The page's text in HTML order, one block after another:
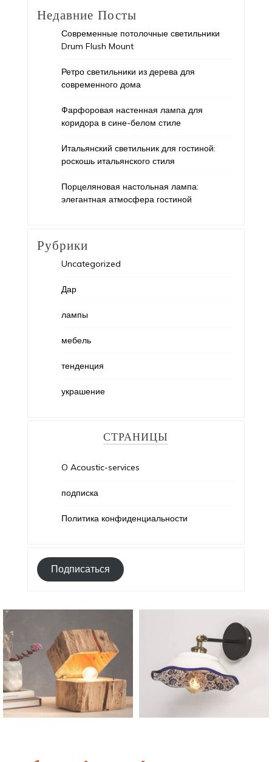
Недавние Посты
Современные потолочные светильники
Drum Flush Mount
Ретро светильники из дерева для
современного дома
Фарфоровая настенная лампа для
коридора в сине-белом стиле
Итальянский светильник для гостиной:
роскошь итальянского стиля
Порцеляновая настольная лампа:
элегантная атмосфера гостиной
Рубрики
Uncategorized
Дар
лампы
мебель
тенденция
украшение
СТРАНИЦЫ
O Acoustic-services
подписка
Политика конфиденциальности
Подписаться